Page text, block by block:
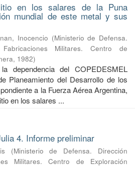
en los salares de la Puna
mundial de este metal y sus
Inocencio (Ministerio de Defensa.
Militares. Centro de
, 1982)
dependencia del COPEDESMEL
Planeamiento del Desarrollo de los
a la Fuerza Aérea Argentina,
en los salares ...
4. Informe preliminar
(Ministerio de Defensa. Dirección
Militares. Centro de Exploración